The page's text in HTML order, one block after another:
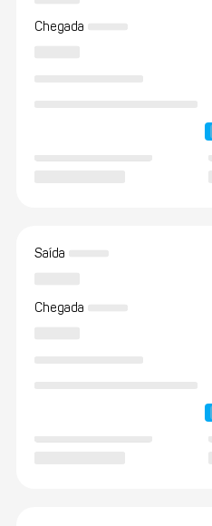
Chegada
Saída
Chegada